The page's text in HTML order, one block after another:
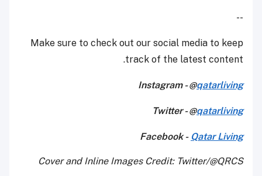
--
Make sure to check out our social media to keep
track of the latest content.
Instagram - @qatarliving
Twitter - @qatarliving
Facebook - Qatar Living
Cover and Inline Images Credit: Twitter/@QRCS